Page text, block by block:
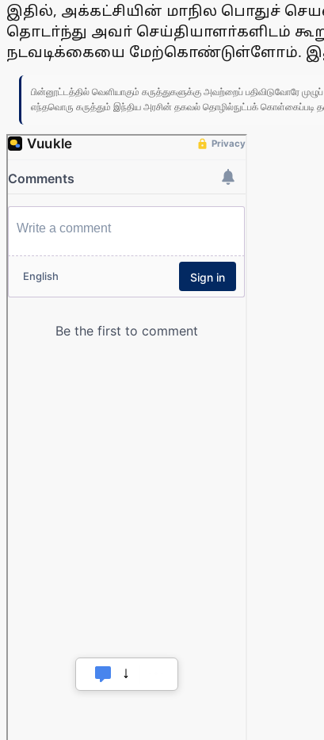
இதில், அக்கட்சியின் மாநில பொதுச்
தொடா்ந்து அவா் செய்தியாளா்களிடம்
நடவடிக்கையை மேற்கொண்டுள்ளோம்.
பின்னூட்டத்தில் வெளியாகும் கருத்துகளுக்கு அவற்றைப் பதிவிடுவோரே
எந்தவொரு கருத்தும் இந்திய அரசின் தகவல் தொழில்நுட்பக் கொள்கைப்படி